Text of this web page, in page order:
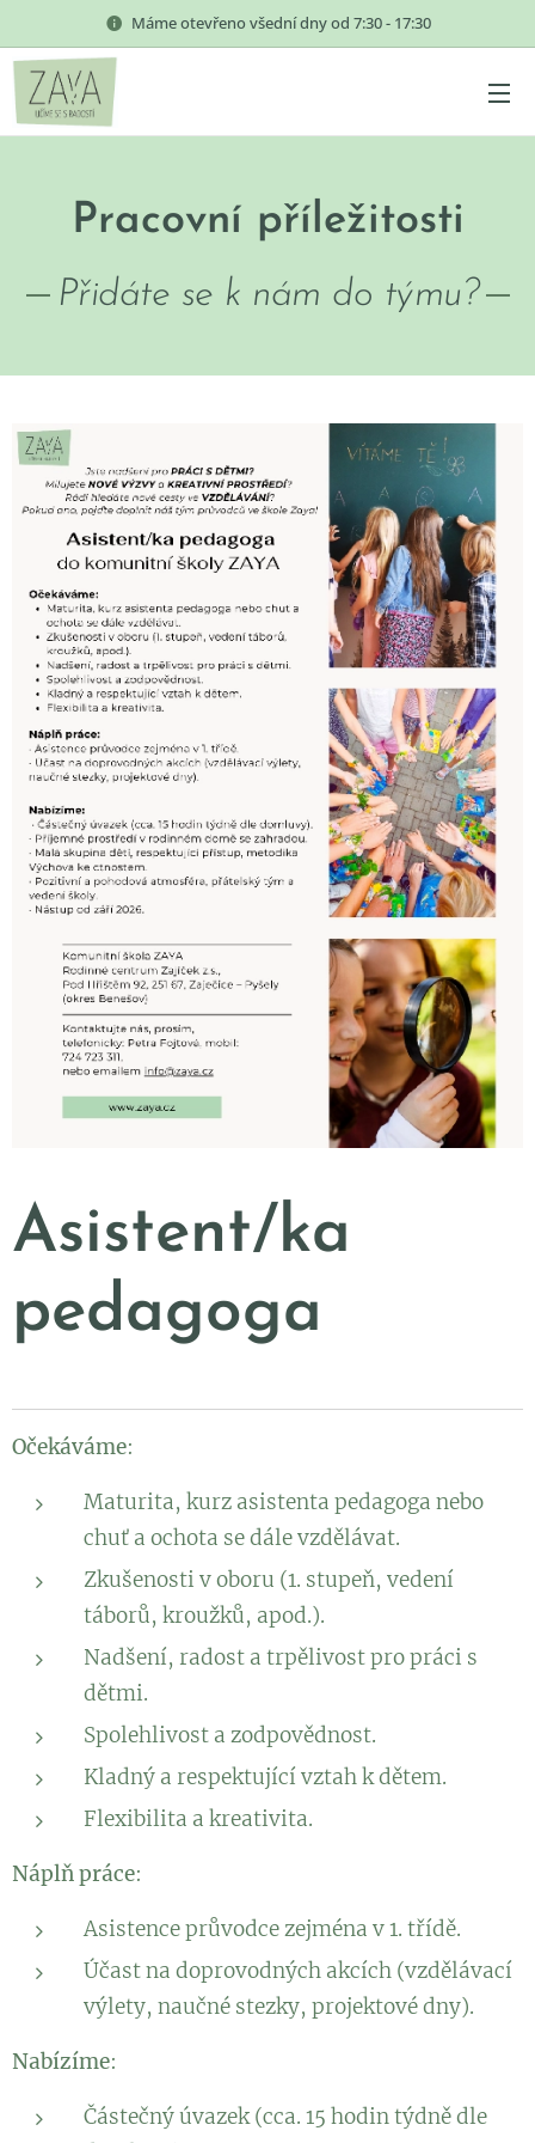
Máme otevřeno všední dny od 7:30 - 17:30
Pracovní příležitosti
Přidáte se k nám do týmu?
Asistent/ka
pedagoga
Očekáváme:
Maturita, kurz asistenta pedagoga nebo
chuť a ochota se dále vzdělávat.
Zkušenosti v oboru (1. stupeň, vedení
táborů, kroužků, apod.).
Nadšení, radost a trpělivost pro práci s
dětmi.
Spolehlivost a zodpovědnost.
Kladný a respektující vztah k dětem.
Flexibilita a kreativita.
Náplň práce:
Asistence průvodce zejména v 1. třídě.
Účast na doprovodných akcích (vzdělávací
výlety, naučné stezky, projektové dny).
Nabízíme:
Částečný úvazek (cca. 15 hodin týdně dle